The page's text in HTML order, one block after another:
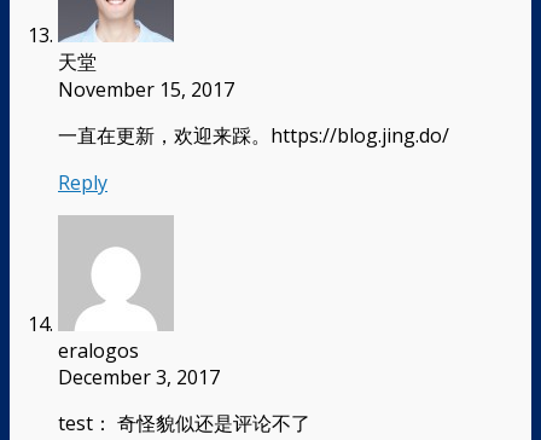
天堂
November 15, 2017
一直在更新，欢迎来踩。https://blog.jing.do/
Reply
eralogos
December 3, 2017
test： 奇怪貌似还是评论不了